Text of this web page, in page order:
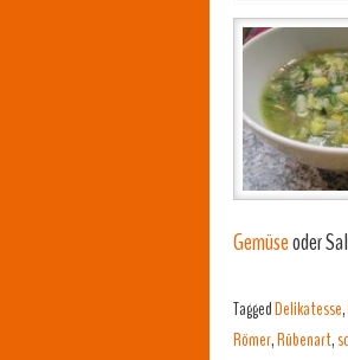
Gemüseoder
TaggedDelikatesse,
Römer,Rübenart,